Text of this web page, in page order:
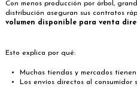
Con menos producción por árbol,
distribución aseguran sus contratos
volumen disponible para venta
Esto explica por qué:
Muchas tiendas y mercados
Los envíos directos al consumidor